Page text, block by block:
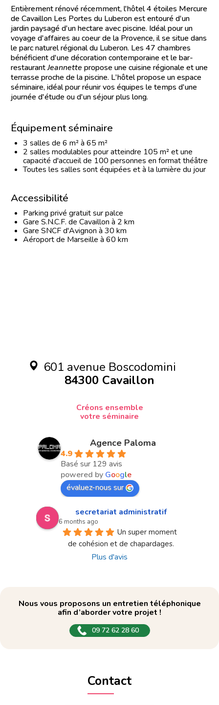
Entièrement rénové récemment, l'hôtel 4 étoiles Mercure
de Cavaillon Les Portes du Luberon est entouré d'un
jardin paysagé d'un hectare avec piscine. Idéal pour un
voyage d'affaires au coeur de la Provence, il se situe dans
le parc naturel régional du Luberon. Les 47 chambres
bénéficient d'une décoration contemporaine et le bar-
restaurantJeannette propose une cuisine régionale et une
terrasse proche de la piscine. L'hôtel propose un espace
séminaire, idéal pour réunir vos équipes le temps d'une
journée d'étude ou d'un séjour plus long.
Équipement séminaire
3 salles de 6 m² à 65 m²
2 salles modulables pour atteindre 105 m² et une
capacité d'accueil de 100 personnes en format théâtre
Toutes les salles sont équipées et à la lumière du jour
Accessibilité
Parking privé gratuit sur palce
Gare S.N.C.F. de Cavaillon à 2 km
Gare SNCF d'Avignon à 30 km
Aéroport de Marseille à 60 km
601 avenue Boscodomini
84300 Cavaillon
Créons ensemble
votre séminaire
Agence Paloma
4.9
Basé sur 129 avis
powered by Google
évaluez-nous sur
secretariat administratif
6 months ago
Un super moment
de cohésion et de chapardages.
Plus d'avis
Nous vous proposons un entretien téléphonique
afin d’aborder votre projet !
09 72 62 28 60
Contact